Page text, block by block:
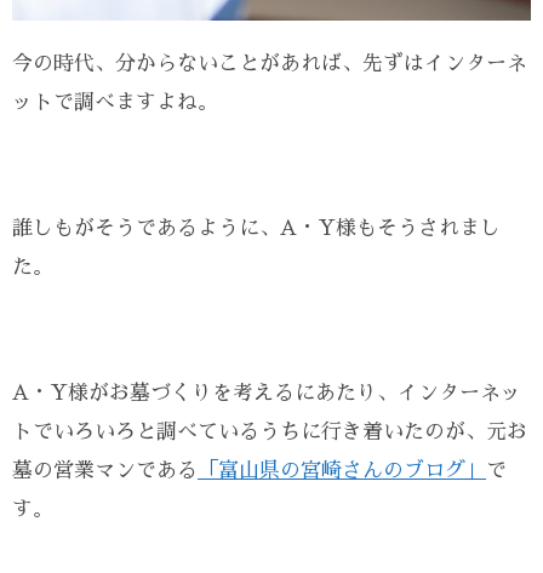
今の時代、分からないことがあれば、先ずはインターネ
ットで調べますよね。
誰しもがそうであるように、A・Y様もそうされまし
た。
A・Y様がお墓づくりを考えるにあたり、インターネッ
トでいろいろと調べているうちに行き着いたのが、元お
墓の営業マンである
「富山県の宮崎さんのブログ」
で
す。